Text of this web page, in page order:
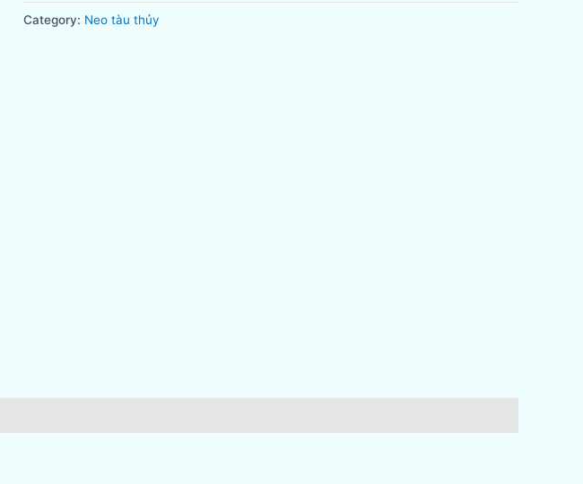
Category: Neo tàu thủy